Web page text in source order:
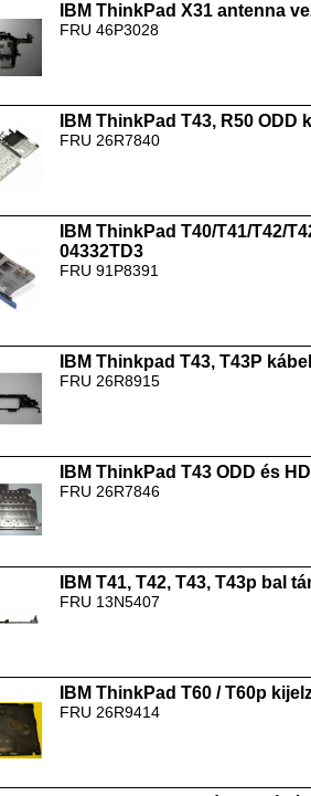
IBM ThinkPad X31 antenna
FRU 46P3028
IBM ThinkPad T43, R50 ODD
FRU 26R7840
IBM ThinkPad T40/T41/T42/
04332TD3
FRU 91P8391
IBM Thinkpad T43, T43P
FRU 26R8915
IBM ThinkPad T43 ODD és
FRU 26R7846
IBM T41, T42, T43, T43p bal
FRU 13N5407
IBM ThinkPad T60 / T60p
FRU 26R9414